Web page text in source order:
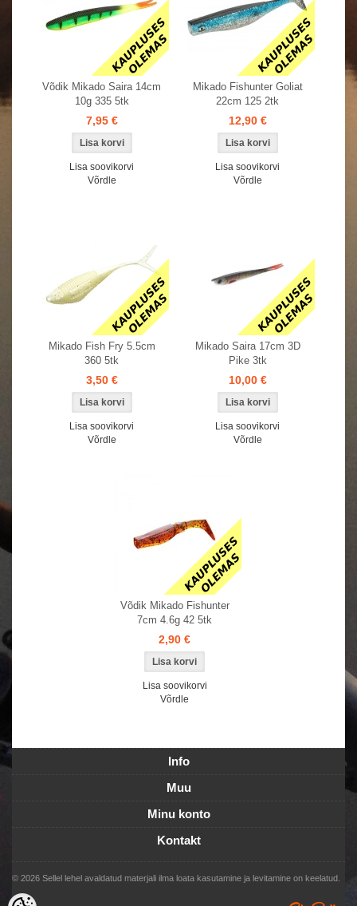
Võdik Mikado Saira 14cm
10g 335 5tk
7,95 €
Lisa soovikorvi
Võrdle
Mikado Fishunter Goliat
22cm 125 2tk
12,90 €
Lisa soovikorvi
Võrdle
Mikado Fish Fry 5.5cm
360 5tk
3,50 €
Lisa soovikorvi
Võrdle
Mikado Saira 17cm 3D
Pike 3tk
10,00 €
Lisa soovikorvi
Võrdle
Võdik Mikado Fishunter
7cm 4.6g 42 5tk
2,90 €
Lisa soovikorvi
Võrdle
Info
Muu
Minu konto
Kontakt
© 2026 Sellel lehel avaldatud materjali ilma loata kasutamine ja levitamine on keelatud.